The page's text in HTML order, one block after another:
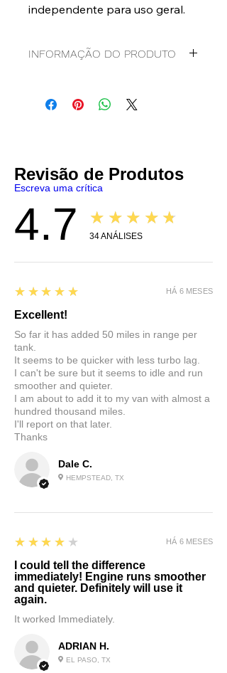
independente para uso geral.
INFORMAÇÃO DO PRODUTO
Tratamento do motor
Equipamento industrial
Compressores
autônomo
Testado ASTM
Distillates.
Revisão de Produtos
Escreva uma crítica
4.7 ★★★★★
34ANÁLISES
Dale C.
HEMPSTEAD, TX
5
★★★★★
Excellent!
So far it has added 50 miles in range per
tank.
It seems to be quicker with less turbo lag.
I can't be sure but it seems to idle and run
smoother and quieter.
I am about to add it to my van with almost a
hundred thousand miles.
I'll report on that later.
Thanks
HÁ 6 MESES
ADRIAN H.
EL PASO, TX
4
★★★★★
I could tell the difference
immediately! Engine runs smoother
and quieter. Definitely will use it
again.
It worked Immediately.
HÁ 6 MESES